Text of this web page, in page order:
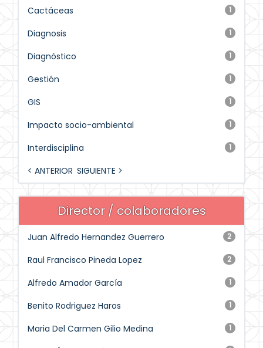
1
Cactáceas
1
Diagnosis
1
Diagnóstico
1
Gestión
1
GIS
1
Impacto socio-ambiental
1
Interdisciplina
< ANTERIOR SIGUIENTE >
Director / colaboradores
2
Juan Alfredo Hernandez Guerrero
2
Raul Francisco Pineda Lopez
1
Alfredo Amador García
1
Benito Rodriguez Haros
1
Maria Del Carmen Gilio Medina